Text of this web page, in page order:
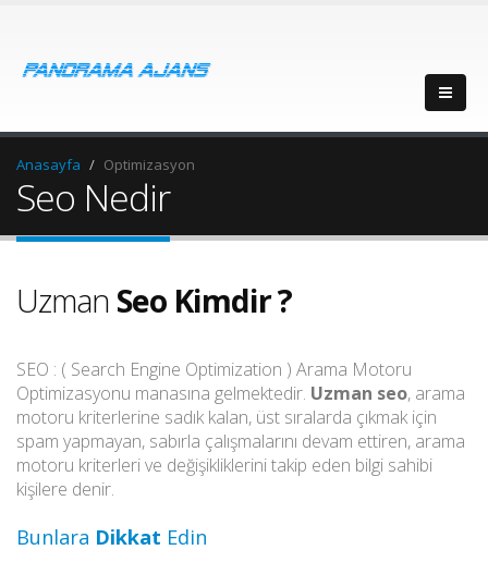
Anasayfa Optimizasyon
Seo Nedir
Uzman Seo Kimdir ?
SEO : ( Search Engine Optimization ) Arama Motoru
Optimizasyonu manasına gelmektedir. Uzman seo, arama
motoru kriterlerine sadık kalan, üst sıralarda çıkmak için
spam yapmayan, sabırla çalışmalarını devam ettiren, arama
motoru kriterleri ve değişikliklerini takip eden bilgi sahibi
kişilere denir.
Bunlara Dikkat Edin